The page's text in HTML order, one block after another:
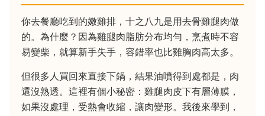
你去餐廳吃到的嫩雞排，十之八九是用去骨雞腿肉做
的。為什麼？因為雞腿肉脂肪分布均勻，烹煮時不容
易變柴，就算新手失手，容錯率也比雞胸肉高太多。
但很多人買回來直接下鍋，結果油噴得到處都是，肉
還沒熟透。這裡有個小秘密：雞腿肉皮下有層薄膜，
如果沒處理，受熱會收縮，讓肉變形。我後來學到，